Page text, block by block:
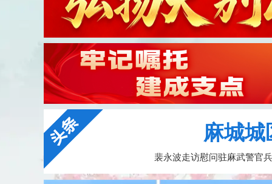
麻城
裴永波走访慰问驻麻武警官兵